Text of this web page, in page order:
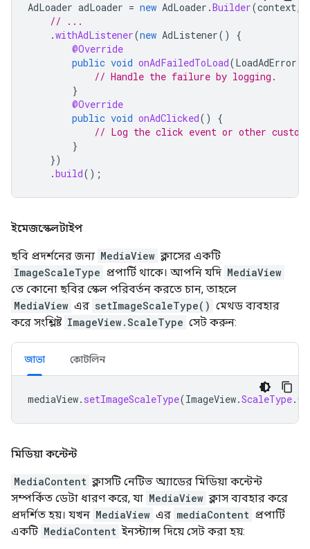
AdLoader adLoader = new AdLoader .Builder(context,
// ...
.withAdListener(new AdListener()
{
@Override
public void onAdFailedToLoad(LoadAdError
// Handle the failure by logging.
}
@Override
public void onAdClicked()
{
// Log the click event or other custom
}
})
.build();
ইমেজস্কেলটাইপ
ছবি প্রদর্শনের জন্য MediaView ক্লাসের একটি
ImageScaleType প্রপার্টি থাকে। আপনি যদি MediaView
তে কোনো ছবির স্কেল পরিবর্তন করতে চান, তাহলে
MediaView এর setImageScaleType() মেথড ব্যবহার
করে সংশ্লিষ্ট ImageView.ScaleType সেট করুন:
জাভা কোটলিন
mediaView. setImageScaleType(ImageView.ScaleType.
মিডিয়া কন্টেন্ট
MediaContent ক্লাসটি নেটিভ অ্যাডের মিডিয়া কন্টেন্ট
সম্পর্কিত ডেটা ধারণ করে, যা MediaView ক্লাস ব্যবহার করে
প্রদর্শিত হয়। যখন MediaView এর mediaContent প্রপার্টি
একটি MediaContent ইনস্ট্যান্স দিয়ে সেট করা হয়: